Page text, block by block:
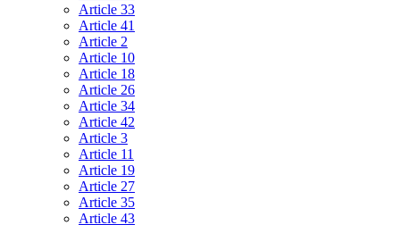
Article 33
Article 41
Article 2
Article 10
Article 18
Article 26
Article 34
Article 42
Article 3
Article 11
Article 19
Article 27
Article 35
Article 43